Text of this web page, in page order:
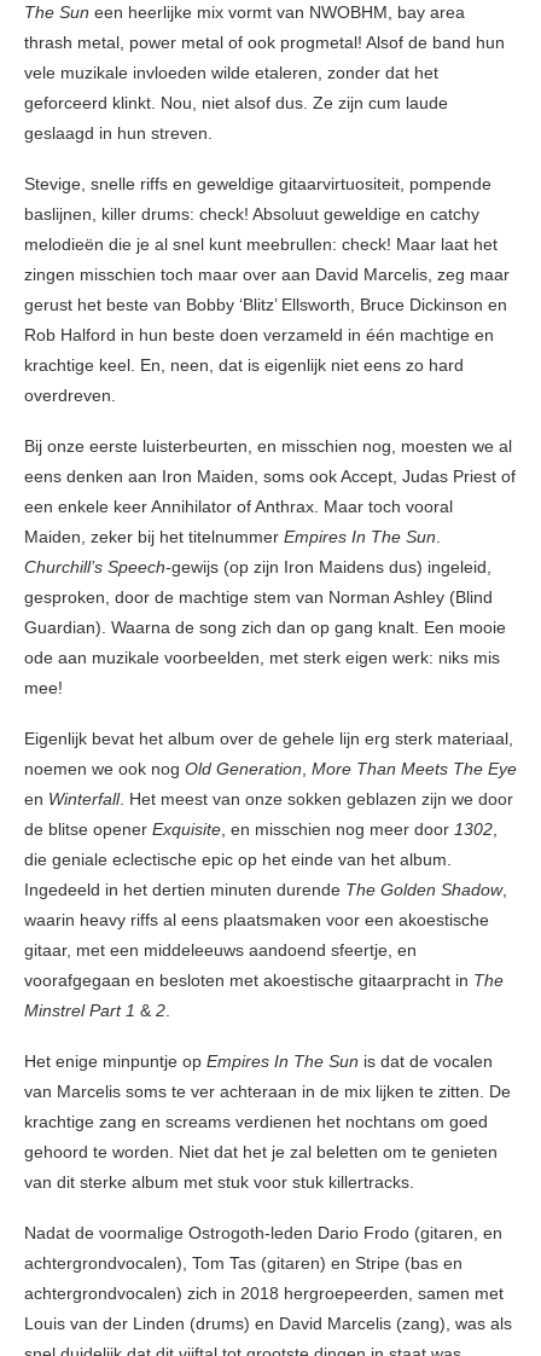
The Sun een heerlijke mix vormt van NWOBHM, bay area
thrash metal, power metal of ook progmetal! Alsof de band hun
vele muzikale invloeden wilde etaleren, zonder dat het
geforceerd klinkt. Nou, niet alsof dus. Ze zijn cum laude
geslaagd in hun streven.
Stevige, snelle riffs en geweldige gitaarvirtuositeit, pompende
baslijnen, killer drums: check! Absoluut geweldige en catchy
melodieën die je al snel kunt meebrullen: check! Maar laat het
zingen misschien toch maar over aan David Marcelis, zeg maar
gerust het beste van Bobby ‘Blitz’ Ellsworth, Bruce Dickinson en
Rob Halford in hun beste doen verzameld in één machtige en
krachtige keel. En, neen, dat is eigenlijk niet eens zo hard
overdreven.
Bij onze eerste luisterbeurten, en misschien nog, moesten we al
eens denken aan Iron Maiden, soms ook Accept, Judas Priest of
een enkele keer Annihilator of Anthrax. Maar toch vooral
Maiden, zeker bij het titelnummer Empires In The Sun
Churchill’s Speech-gewijs (op zijn Iron Maidens dus) ingeleid,
gesproken, door de machtige stem van Norman Ashley (Blind
Guardian). Waarna de song zich dan op gang knalt. Een mooie
ode aan muzikale voorbeelden, met sterk eigen werk: niks mis
mee!
Eigenlijk bevat het album over de gehele lijn erg sterk materiaal,
noemen we ook nog Old Generation More Than Meets The Eye
en Winterfall. Het meest van onze sokken geblazen zijn we door
de blitse opener Exquisite , en misschien nog meer door 1302
die geniale eclectische epic op het einde van het album.
Ingedeeld in het dertien minuten durende The Golden Shadow,
waarin heavy riffs al eens plaatsmaken voor een akoestische
gitaar, met een middeleeuws aandoend sfeertje, en
voorafgegaan en besloten met akoestische gitaarpracht in The
Minstrel Part 1 & 2
Het enige minpuntje op Empires In The Sun is dat de vocalen
van Marcelis soms te ver achteraan in de mix lijken te zitten. De
krachtige zang en screams verdienen het nochtans om goed
gehoord te worden. Niet dat het je zal beletten om te genieten
van dit sterke album met stuk voor stuk killertracks.
Nadat de voormalige Ostrogoth-leden Dario Frodo (gitaren, en
achtergrondvocalen), Tom Tas (gitaren) en Stripe (bas en
achtergrondvocalen) zich in 2018 hergroepeerden, samen met
Louis van der Linden (drums) en David Marcelis (zang), was als